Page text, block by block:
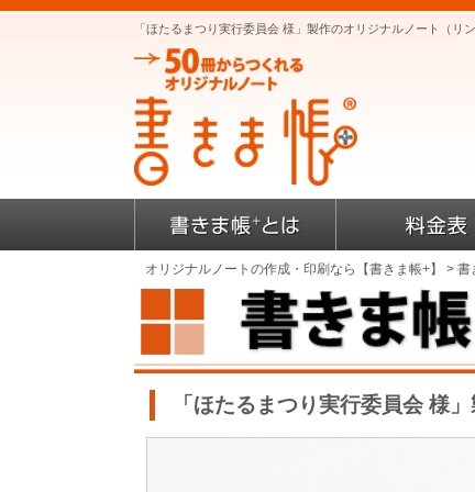
「ほたるまつり実行委員会 様」製作のオリジナルノート（リ
オリジナルノートの作成・印刷なら【書きま帳+】 > 書
「ほたるまつり実行委員会 様